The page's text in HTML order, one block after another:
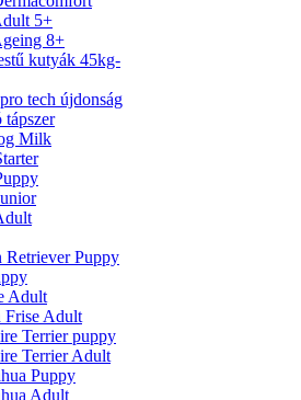
5+
8+
kutyák 45kg-
tech újdonság
tápszer
Milk
Retriever Puppy
Adult
Frise Adult
Terrier puppy
Terrier Adult
Puppy
Adult